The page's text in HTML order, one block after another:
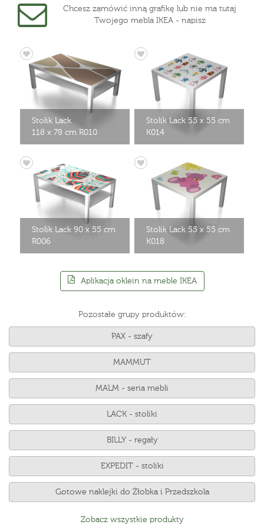
Chcesz zamówić inną grafikę lub nie ma tutaj
Twojego mebla IKEA - napisz
Stolik Lack
118 x 78 cm R010
Stolik Lack 55 x 55 cm
K014
Stolik Lack 90 x 55 cm
R006
Stolik Lack 55 x 55 cm
K018
Aplikacja oklein na meble IKEA
Pozostałe grupy produktów:
PAX - szafy
MAMMUT
MALM - seria mebli
LACK - stoliki
BILLY - regały
EXPEDIT - stoliki
Gotowe naklejki do Żłobka i Przedszkola
Zobacz wszystkie produkty